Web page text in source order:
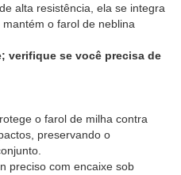
alta resistência, ela se integra
o farol de neblina
verifique se você precisa de
o farol de milha contra
preservando o
preciso com encaixe sob